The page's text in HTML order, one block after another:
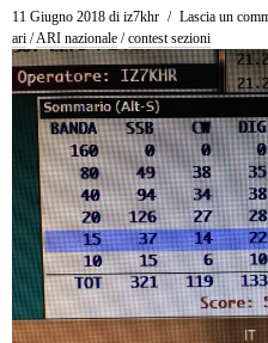
11 Giugno 2018 di iz7khr
Lascia un
ari /ARI nazionale /contest sezioni